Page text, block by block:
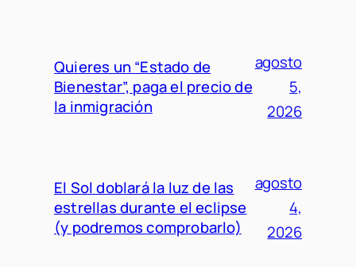
Quieres un “Estado de
Bienestar”, paga el precio de
la inmigración
agosto
5,
2026
El Sol doblará la luz de las
estrellas durante el eclipse
(y podremos comprobarlo)
agosto
4,
2026